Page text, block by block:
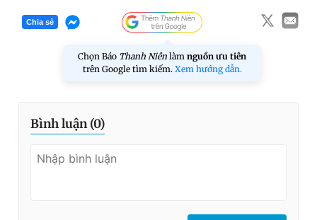
Chia sẻ
Chọn Báo Thanh Niên làm nguồn ưu tiên
trên Google tìm kiếm. Xem hướng dẫn.
Bình luận (0)